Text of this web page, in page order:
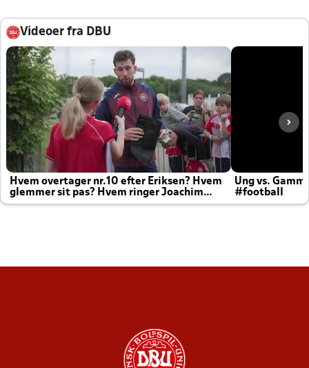
Videoer fra DBU
Hvem overtager nr.10 efter Eriksen? Hvem
glemmer sit pas? Hvem ringer Joachim
altid til efter kampe?
Ung vs.
#football